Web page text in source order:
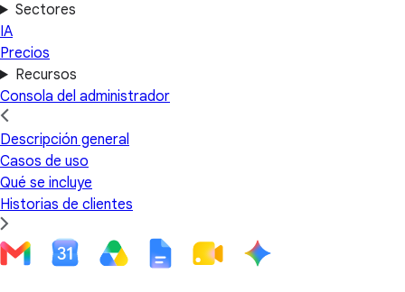
Sectores
IA
Precios
Recursos
Consola del administrador
Descripción general
Casos de uso
Qué se incluye
Historias de clientes